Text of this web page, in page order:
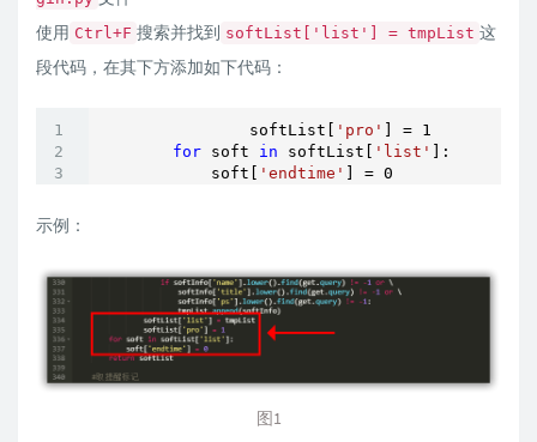
使用 Ctrl+F 搜索并找到 softList['list'] = tmpList 这
段代码，在其下方添加如下代码：
                softList[
'pro' ] = 1
for soft in softList[ 'list'
]:
            soft[
'endtime' ] = 0
示例：
图1